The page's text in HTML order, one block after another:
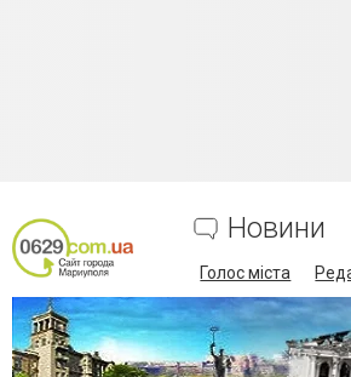
Новини
Голос міста